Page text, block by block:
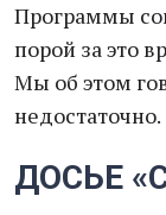
Программы
порой за это
Мы об этом
недостаточно.
ДОСЬЕ